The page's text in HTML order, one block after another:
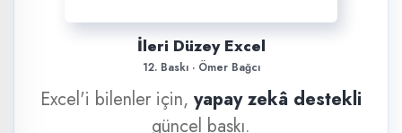
İleri Düzey Excel
12. Baskı · Ömer Bağcı
Excel'i bilenler için, yapay zekâ destekli
güncel baskı.